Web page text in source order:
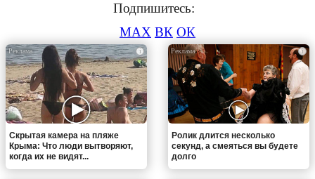
Подпишитесь:
MAX ВК ОК
i
Скрытая камера на пляже
Крыма: Что люди вытворяют,
когда их не видят...
i
Ролик длится несколько
секунд, а смеяться вы будете
долго